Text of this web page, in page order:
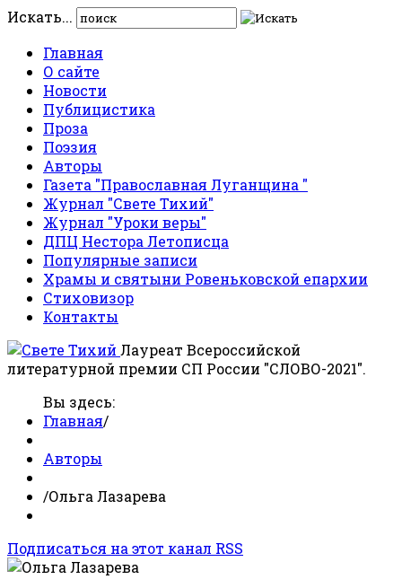
Искать...
Главная
О сайте
Новости
Публицистика
Проза
Поэзия
Авторы
Газета "Православная Луганщина "
Журнал "Свете Тихий"
Журнал "Уроки веры"
ДПЦ Нестора Летописца
Популярные записи
Храмы и святыни Ровеньковской епархии
Стиховизор
Контакты
Лауреат Всероссийской
литературной премии СП России "СЛОВО-2021".
Вы здесь:
Главная/
Авторы
/Ольга Лазарева
Подписаться на этот канал RSS